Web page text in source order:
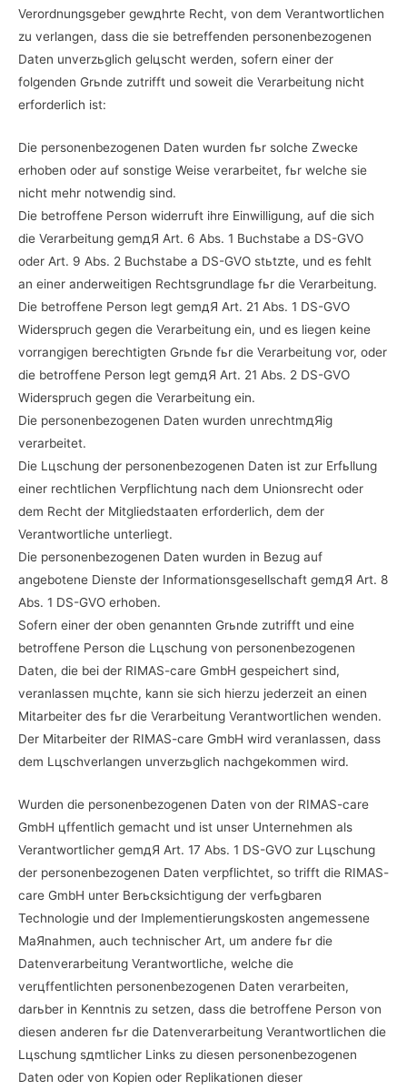
Verordnungsgeber gewдhrte Recht, von dem Verantwortlichen
zu verlangen, dass die sie betreffenden personenbezogenen
Daten unverzьglich gelцscht werden, sofern einer der
folgenden Grьnde zutrifft und soweit die Verarbeitung nicht
erforderlich ist:
Die personenbezogenen Daten wurden fьr solche Zwecke
erhoben oder auf sonstige Weise verarbeitet, fьr welche sie
nicht mehr notwendig sind.
Die betroffene Person widerruft ihre Einwilligung, auf die sich
die Verarbeitung gemдЯ Art. 6 Abs. 1 Buchstabe a DS-GVO
oder Art. 9 Abs. 2 Buchstabe a DS-GVO stьtzte, und es fehlt
an einer anderweitigen Rechtsgrundlage fьr die Verarbeitung.
Die betroffene Person legt gemдЯ Art. 21 Abs. 1 DS-GVO
Widerspruch gegen die Verarbeitung ein, und es liegen keine
vorrangigen berechtigten Grьnde fьr die Verarbeitung vor, oder
die betroffene Person legt gemдЯ Art. 21 Abs. 2 DS-GVO
Widerspruch gegen die Verarbeitung ein.
Die personenbezogenen Daten wurden unrechtmдЯig
verarbeitet.
Die Lцschung der personenbezogenen Daten ist zur Erfьllung
einer rechtlichen Verpflichtung nach dem Unionsrecht oder
dem Recht der Mitgliedstaaten erforderlich, dem der
Verantwortliche unterliegt.
Die personenbezogenen Daten wurden in Bezug auf
angebotene Dienste der Informationsgesellschaft gemдЯ Art. 8
Abs. 1 DS-GVO erhoben.
Sofern einer der oben genannten Grьnde zutrifft und eine
betroffene Person die Lцschung von personenbezogenen
Daten, die bei der RIMAS-care GmbH gespeichert sind,
veranlassen mцchte, kann sie sich hierzu jederzeit an einen
Mitarbeiter des fьr die Verarbeitung Verantwortlichen wenden.
Der Mitarbeiter der RIMAS-care GmbH wird veranlassen, dass
dem Lцschverlangen unverzьglich nachgekommen wird.
Wurden die personenbezogenen Daten von der RIMAS-care
GmbH цffentlich gemacht und ist unser Unternehmen als
Verantwortlicher gemдЯ Art. 17 Abs. 1 DS-GVO zur Lцschung
der personenbezogenen Daten verpflichtet, so trifft die RIMAS-
care GmbH unter Berьcksichtigung der verfьgbaren
Technologie und der Implementierungskosten angemessene
MaЯnahmen, auch technischer Art, um andere fьr die
Datenverarbeitung Verantwortliche, welche die
verцffentlichten personenbezogenen Daten verarbeiten,
darьber in Kenntnis zu setzen, dass die betroffene Person von
diesen anderen fьr die Datenverarbeitung Verantwortlichen die
Lцschung sдmtlicher Links zu diesen personenbezogenen
Daten oder von Kopien oder Replikationen dieser